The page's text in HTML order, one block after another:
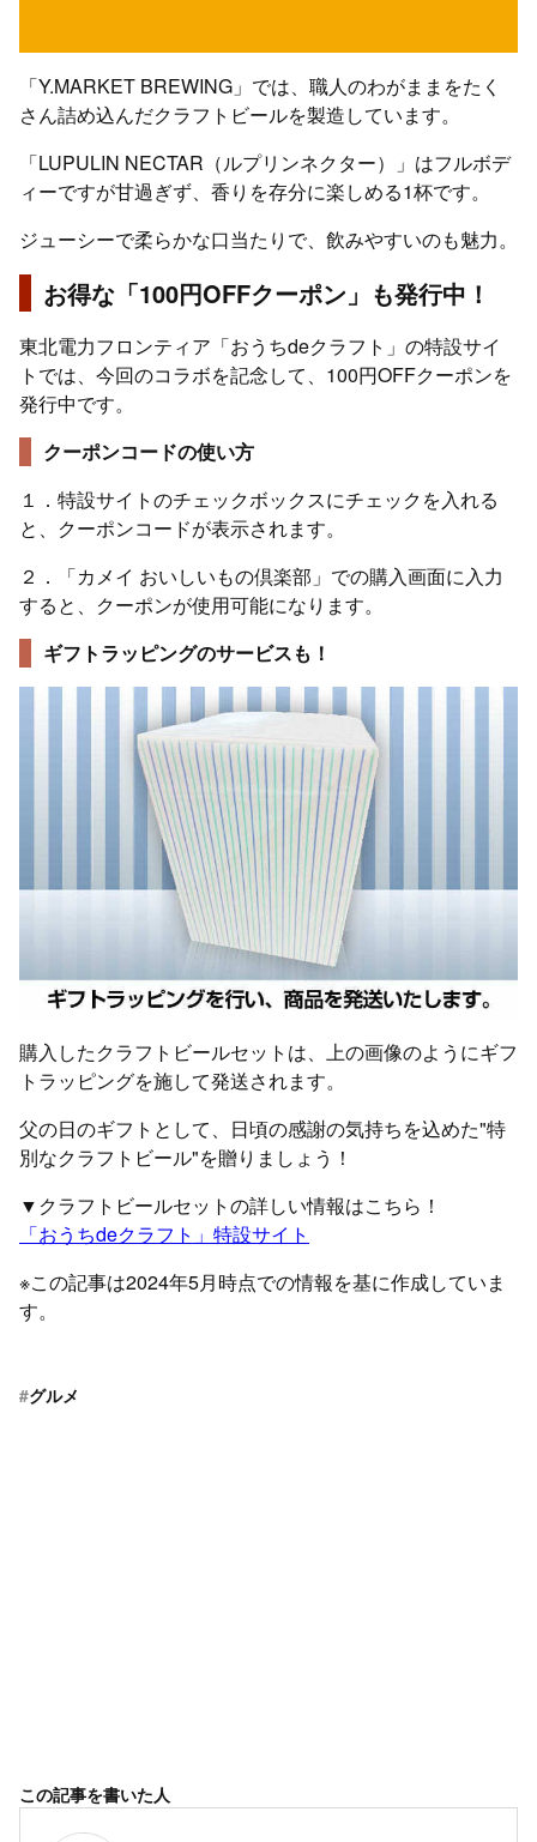
「Y.MARKET BREWING」では、職人のわがままをたく
さん詰め込んだクラフトビールを製造しています。
「LUPULIN NECTAR（ルプリンネクター）」はフルボデ
ィーですが甘過ぎず、香りを存分に楽しめる1杯です。
ジューシーで柔らかな口当たりで、飲みやすいのも魅力。
お得な「100円OFFクーポン」も発行中！
東北電力フロンティア「おうちdeクラフト」の特設サイ
トでは、今回のコラボを記念して、100円OFFクーポンを
発行中です。
クーポンコードの使い方
１．特設サイトのチェックボックスにチェックを入れる
と、クーポンコードが表示されます。
２．「カメイ おいしいもの倶楽部」での購入画面に入力
すると、クーポンが使用可能になります。
ギフトラッピングのサービスも！
購入したクラフトビールセットは、上の画像のようにギフ
トラッピングを施して発送されます。
父の日のギフトとして、日頃の感謝の気持ちを込めた"特
別なクラフトビール"を贈りましょう！
▼クラフトビールセットの詳しい情報はこちら！
「おうちdeクラフト」特設サイト
※この記事は2024年5月時点での情報を基に作成していま
す。
#グルメ
この記事を書いた人